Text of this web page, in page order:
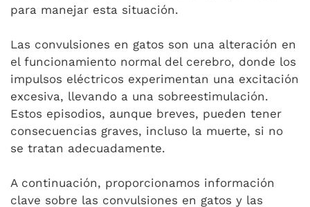
para manejar esta situación.
Las convulsiones en gatos son una alteración en
el funcionamiento normal del cerebro, donde los
impulsos eléctricos experimentan una excitación
excesiva, llevando a una sobreestimulación.
Estos episodios, aunque breves, pueden tener
consecuencias graves, incluso la muerte, si no
se tratan adecuadamente.
A continuación, proporcionamos información
clave sobre las convulsiones en gatos y las